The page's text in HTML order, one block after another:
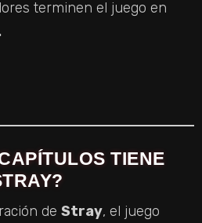
terminen el juego en
TIENE
de Stray, el juego